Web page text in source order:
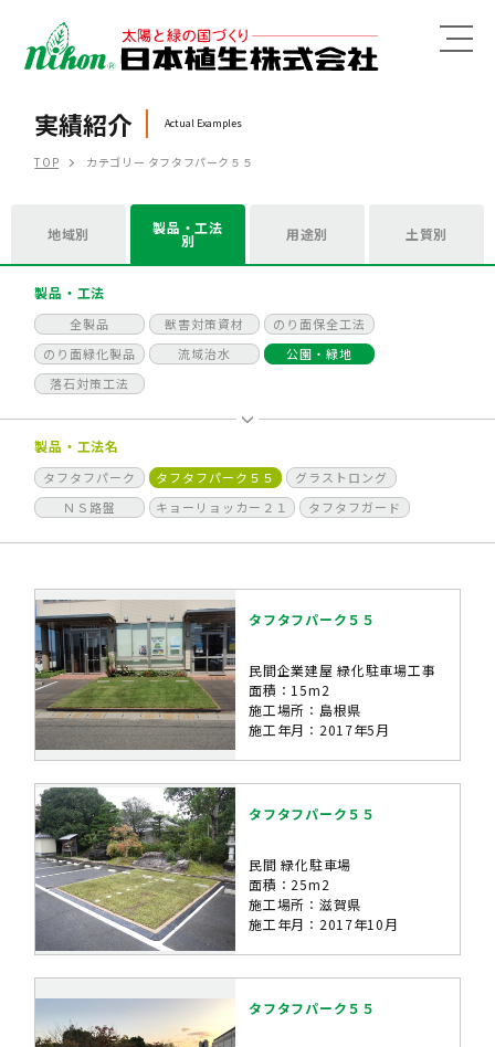
MENU
実績紹介 Actual Examples
TOP カテゴリー タフタフパーク５５
地域別 製品・工法
別 用途別 土質別
製品・工法
全製品 獣害対策資材
のり面保全工法
のり面緑化製品
流域治水
公園・緑地
落石対策工法
製品・工法名
タフタフパーク タフタフパーク５５
グラストロング
ＮＳ路盤
キョーリョッカー２１ タフタフガード
タフタフパーク５５
民間企業建屋 緑化駐車場工事
面積：15m2
施工場所：島根県
施工年月：2017年5月
タフタフパーク５５
民間 緑化駐車場
面積：25m2
施工場所：滋賀県
施工年月：2017年10月
タフタフパーク５５